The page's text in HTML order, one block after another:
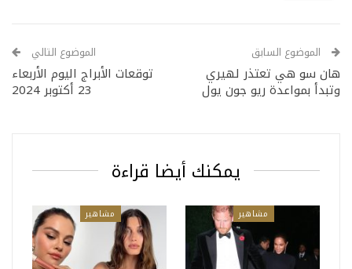
الموضوع السابق
هان سو هي تعتذر لهيري
وتبدأ بمواعدة ريو جون يول
الموضوع التالي
توقعات الأبراج اليوم الأربعاء
23 أكتوبر 2024
يمكنك أيضا قراءة
مشاهير مشاهير